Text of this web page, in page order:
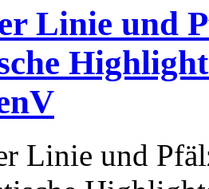
Linie